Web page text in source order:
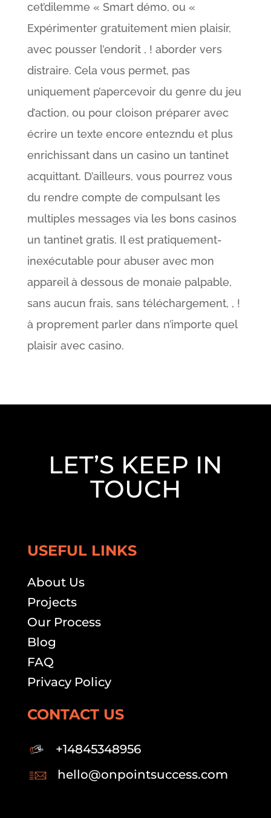
cet’dilemme « Smart démo, ou «
Expérimenter gratuitement mien plaisir,
avec pousser l’endorit , ! aborder vers
distraire. Cela vous permet, pas
uniquement p’apercevoir du genre du jeu
d’action, ou pour cloison préparer avec
écrire un texte encore entezndu et plus
enrichissant dans un casino un tantinet
acquittant. D’ailleurs, vous pourrez vous
du rendre compte de compulsant les
multiples messages via les bons casinos
un tantinet gratis. Il est pratiquement-
inexécutable pour abuser avec mon
appareil à dessous de monaie palpable,
sans aucun frais, sans téléchargement, , !
à proprement parler dans n’importe quel
plaisir avec casino.
LET’S KEEP IN
TOUCH
USEFUL LINKS
About Us
Projects
Our Process
Blog
FAQ
Privacy Policy
CONTACT US
+14845348956
hello@onpointsuccess.com